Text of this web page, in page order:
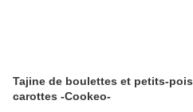
Tajine de boulettes et petits-pois
carottes -Cookeo-